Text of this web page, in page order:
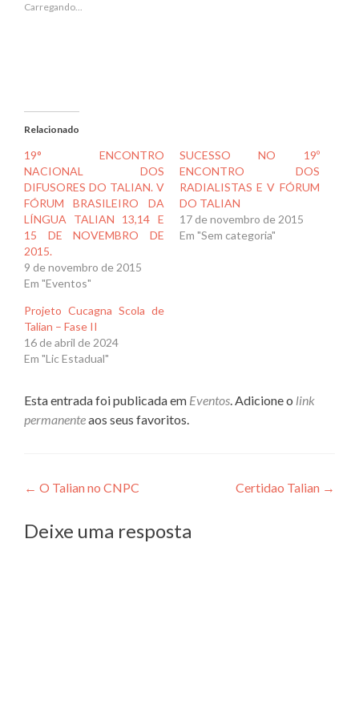
Carregando...
Relacionado
19° ENCONTRO
NACIONAL DOS
DIFUSORES DO TALIAN. V
FÓRUM BRASILEIRO DA
LÍNGUA TALIAN 13,14 E
15 DE NOVEMBRO DE
2015.
9 de novembro de 2015
Em "Eventos"
SUCESSO NO 19º
ENCONTRO DOS
RADIALISTAS E V FÓRUM
DO TALIAN
17 de novembro de 2015
Em "Sem categoria"
Projeto Cucagna Scola de
Talian – Fase II
16 de abril de 2024
Em "Lic Estadual"
Esta entrada foi publicada em Eventos. Adicione o link
permanenteaos seus favoritos.
Navegação
de
Post
← O Talian no CNPC Certidao Talian →
Deixe uma resposta